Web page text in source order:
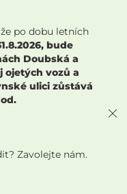
po dobu letních
bude
Doubská a
ojetých vozů a
ulici zůstává
Zavolejte nám.